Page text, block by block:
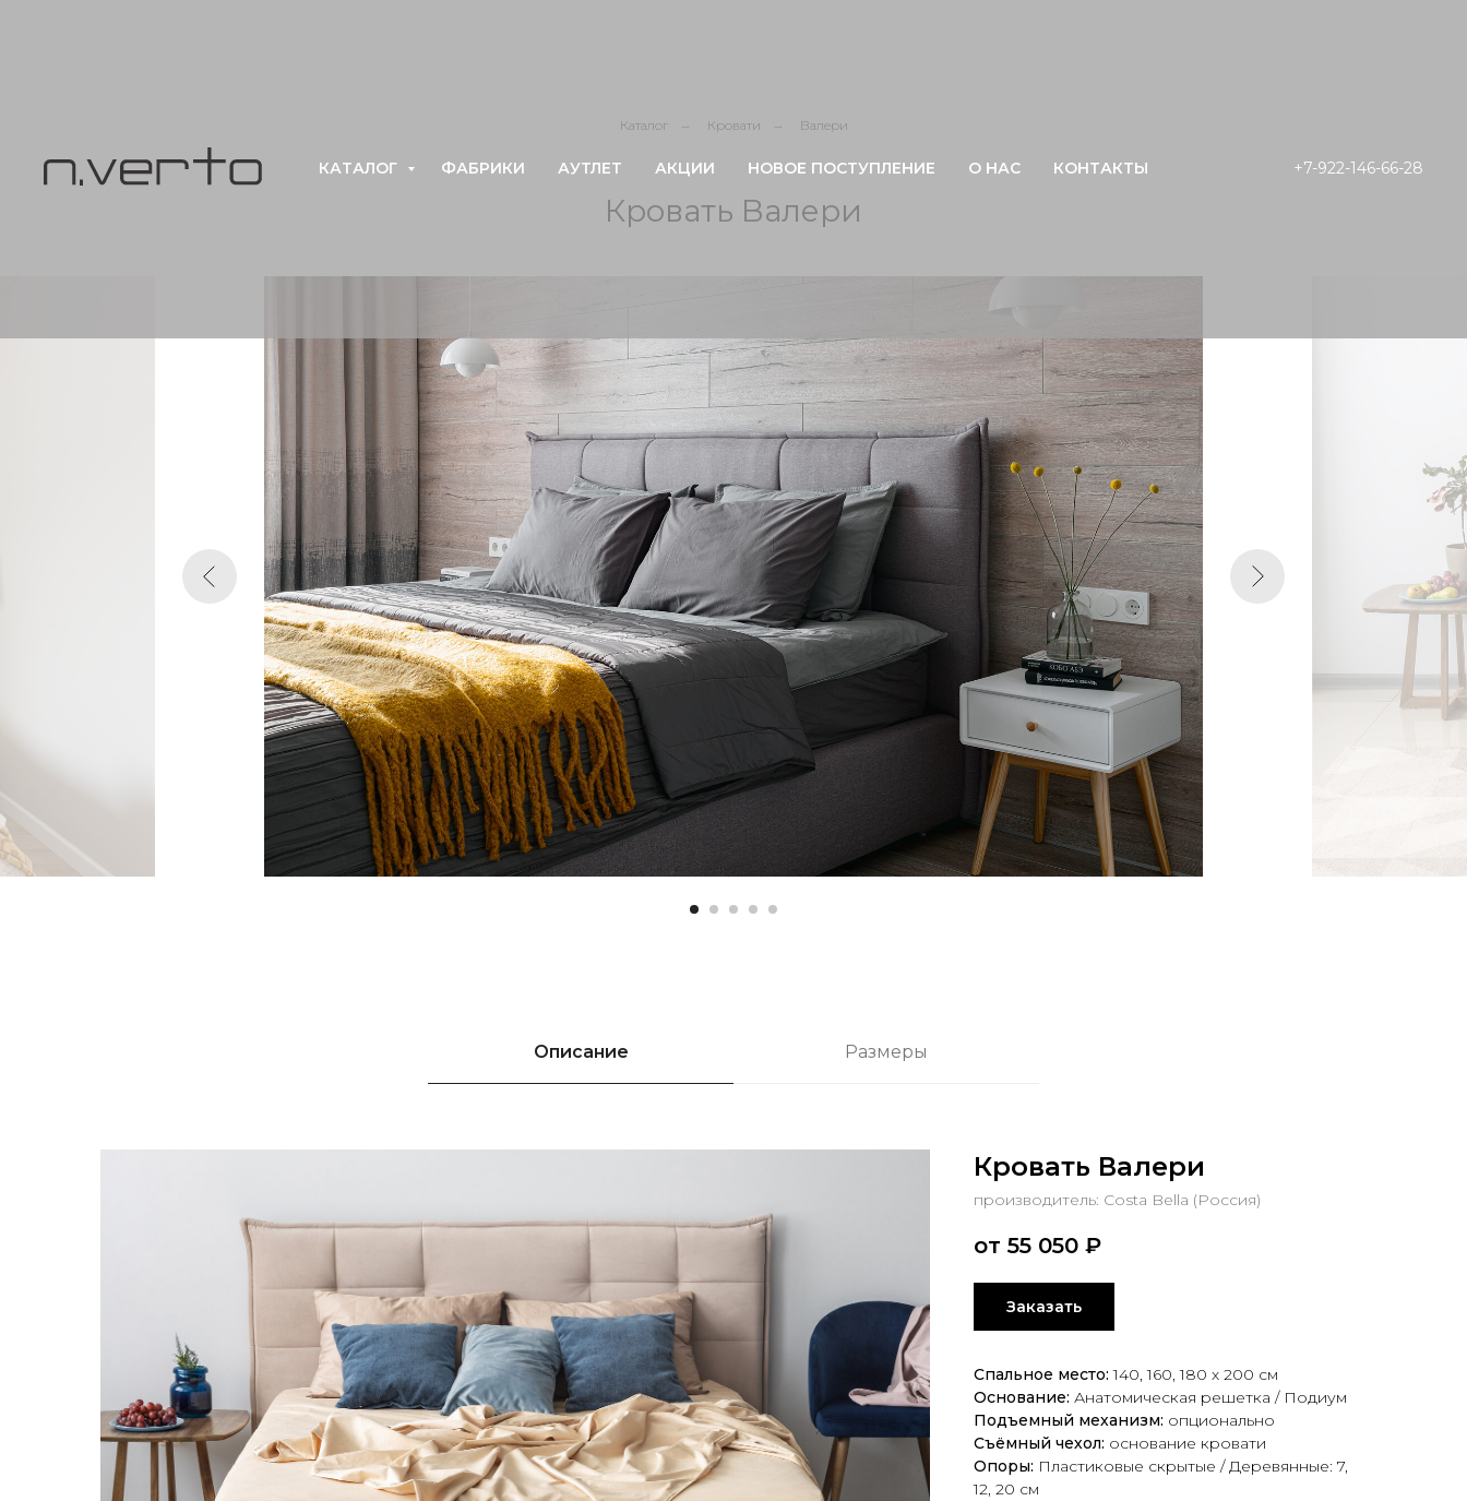
КАТАЛОГ ФАБРИКИ АУТЛЕТ АКЦИИ НОВОЕ ПОСТУПЛЕНИЕ О НАС КОНТАКТЫ +7-922-146-66-28
Каталог → Кровати → Валери
Кровать Валери
Описание Размеры
Кровать Валери
производитель: Costa Bella (Россия)
от 55 050 ₽
Заказать
Спальное место: 140,160, 180 х 200 см
Основание: Анатомическая решетка / Подиум
Подъемный механизм: опционально
Съёмный чехол: основание кровати
Опоры: Пластиковые скрытые / Деревянные: 7,
12, 20 см